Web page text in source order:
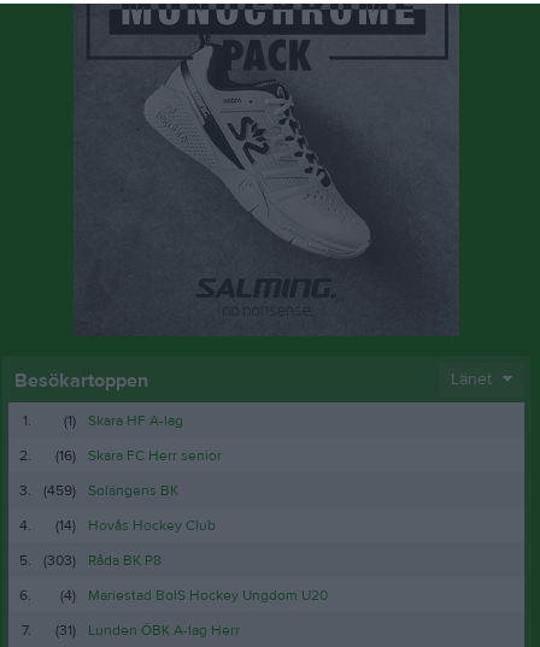
Besökartoppen Länet
1. (1)
Skara HF A-lag
2.
(16)
Skara FC Herr senior
3.
(459)
Solängens BK
4.
(14)
Hovås Hockey Club
5.
(303)
Råda BK P8
6.
(4)
Mariestad BoIS Hockey Ungdom U20
7.
(31) Lunden ÖBK A-lag Herr